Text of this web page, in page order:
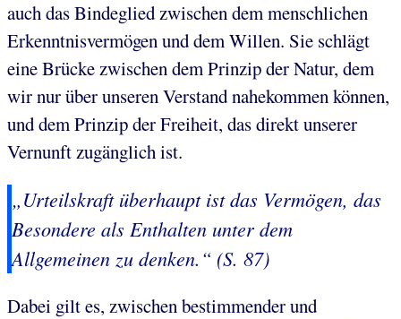
auch das Bindeglied zwischen dem menschlichen
Erkenntnisvermögen und dem Willen. Sie schlägt
eine Brücke zwischen dem Prinzip der Natur, dem
wir nur über unseren Verstand nahekommen können,
und dem Prinzip der Freiheit, das direkt unserer
Vernunft zugänglich ist.
„Urteilskraft überhaupt ist das Vermögen, das
Besondere als Enthalten unter dem
Allgemeinen zu denken.“ (S. 87)
Dabei gilt es, zwischen bestimmender und